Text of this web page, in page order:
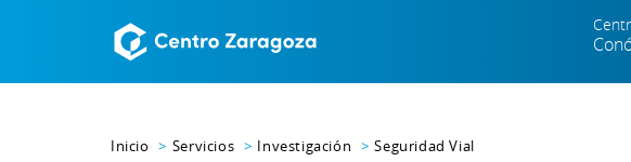
Inicio Servicios Investigación Seguridad Vial